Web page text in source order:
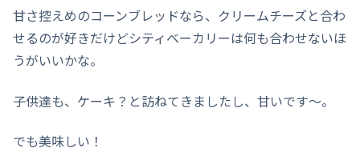
甘さ控えめのコーンブレッドなら、クリームチーズと合わ
せるのが好きだけどシティベーカリーは何も合わせないほ
うがいいかな。
子供達も、ケーキ？と訪ねてきましたし、甘いです〜。
でも美味しい！